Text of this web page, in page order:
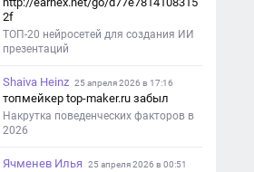
2f
ТОП-20 нейросетей для создания ИИ
презентаций
Shaiva Heinz 25 апреля 2026 в 17:16
топмейкер top-maker.ru забыл
Накрутка поведенческих факторов в
2026
Ячменев Илья 25 апреля 2026 в 00:51